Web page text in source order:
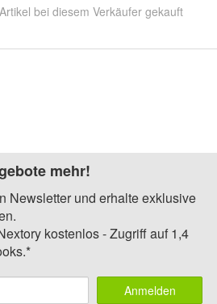
bei diesem Verkäufer gekauft
mehr!
Newsletter und erhalte exklusive
kostenlos - Zugriff auf 1,4
Anmelden